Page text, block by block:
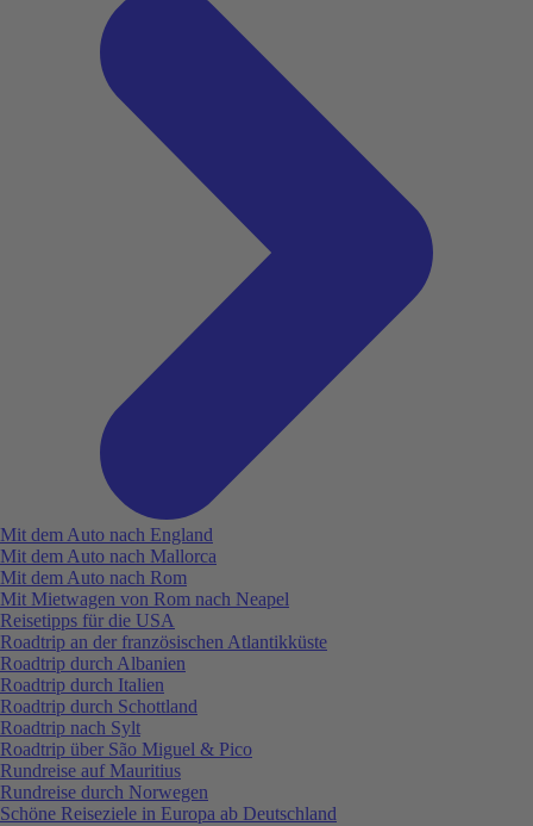
Mit dem Auto nach England
Mit dem Auto nach Mallorca
Mit dem Auto nach Rom
Mit Mietwagen von Rom nach Neapel
Reisetipps für die USA
Roadtrip an der französischen Atlantikküste
Roadtrip durch Albanien
Roadtrip durch Italien
Roadtrip durch Schottland
Roadtrip nach Sylt
Roadtrip über São Miguel & Pico
Rundreise auf Mauritius
Rundreise durch Norwegen
Schöne Reiseziele in Europa ab Deutschland